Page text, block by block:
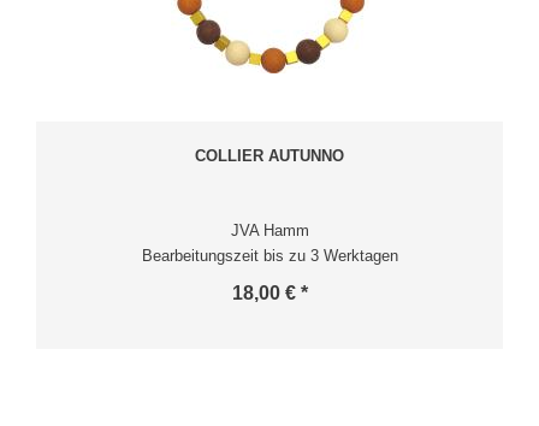
COLLIER AUTUNNO
JVA Hamm
Bearbeitungszeit bis zu 3 Werktagen
18,00 € *